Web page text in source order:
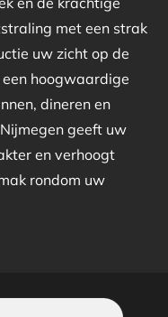
met een strak
uw zicht op de
hoogwaardige
dineren en
geeft uw
en verhoogt
rondom uw